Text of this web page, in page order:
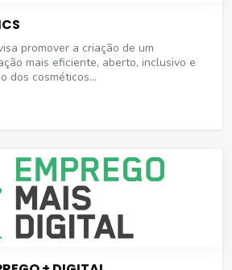
promover a criação de um
mais eficiente, aberto, inclusivo e
dos cosméticos…